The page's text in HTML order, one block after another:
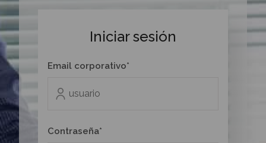
Iniciar sesión
Email corporativo*
Contraseña*